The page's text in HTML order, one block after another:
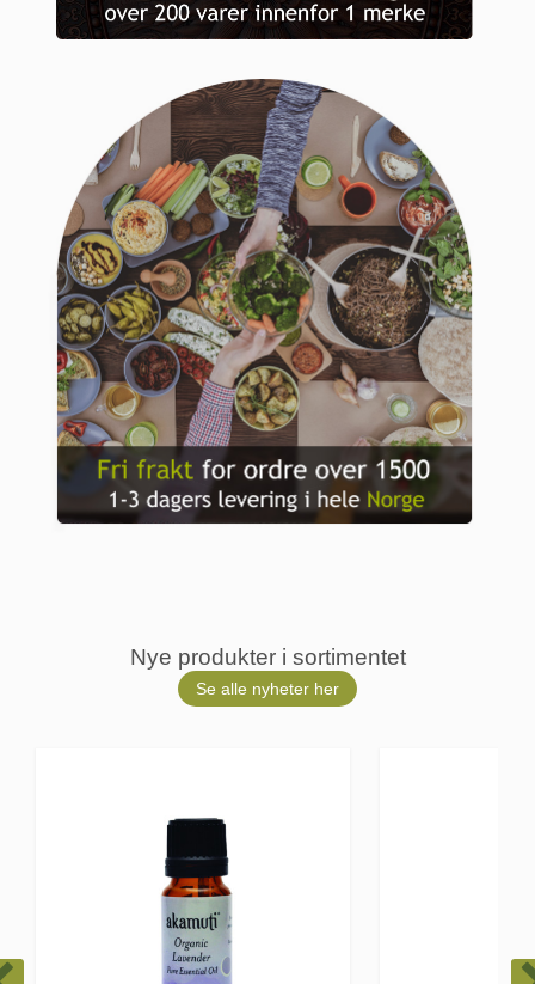
Nye produkter i sortimentet
Se alle nyheter her